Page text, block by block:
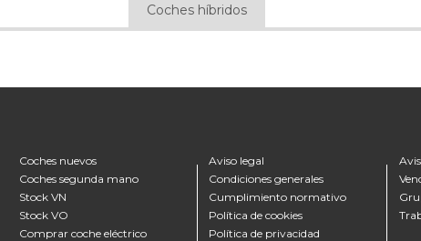
Coches híbridos
Coches nuevos
Coches segunda mano
Stock VN
Stock VO
Comprar coche eléctrico
Aviso legal
Condiciones generales
Cumplimiento normativo
Política de cookies
Política de privacidad